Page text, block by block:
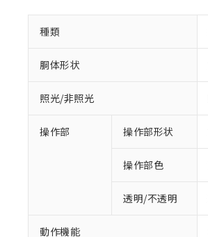
種類
胴体形状
照光/非照光
操作部 操作部形状
操作部色
透明/不透明
動作機能